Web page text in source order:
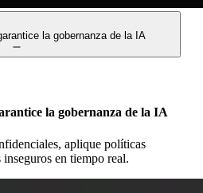
la gobernanza de la IA
la gobernanza de la IA
aplique políticas
en tiempo real.